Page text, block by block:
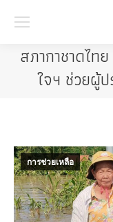
สภากาชาดไท
ใจฯ ช่วยผู้
การช่วยเหลือ